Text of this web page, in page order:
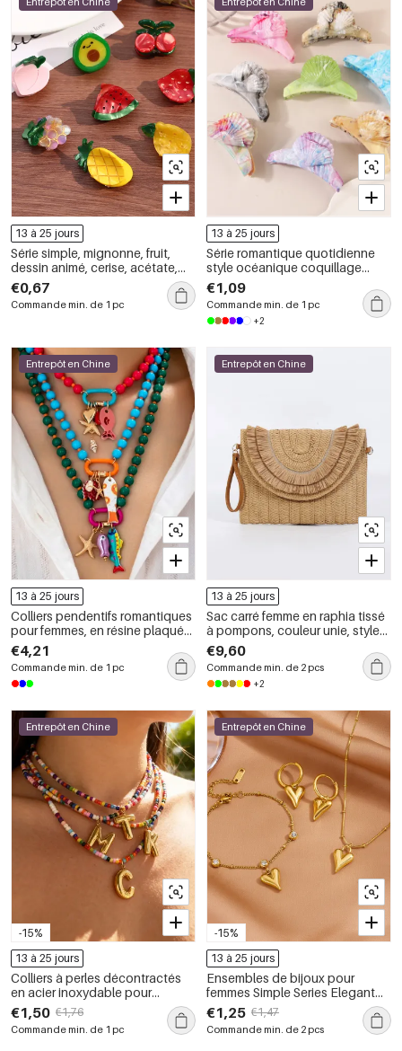
13 à 25 jours
Série simple, mignonne, fruit,
dessin animé, cerise, acétate,
griffes à cheveux
€0,67
Commande min. de 1 pc
13 à 25 jours
Série romantique quotidienne
style océanique coquillage
dégradé couleur griffes de
cheveux en ABS
€1,09
Commande min. de 1 pc
+2
Entrepôt en Chine
13 à 25 jours
Colliers pendentifs romantiques
pour femmes, en résine plaquée
or champagne, représentant un
poisson et une étoile de mer.
€4,21
Commande min. de 1 pc
Entrepôt en Chine
13 à 25 jours
Sac carré femme en raphia tissé
à pompons, couleur unie, style
vacances
€9,60
Commande min. de 2 pcs
+2
-15%
Entrepôt en Chine
13 à 25 jours
Colliers à perles décontractés
en acier inoxydable pour
femmes
€1,50 €1,76
Commande min. de 1 pc
-15%
Entrepôt en Chine
13 à 25 jours
Ensembles de bijoux pour
femmes Simple Series Elegant
Heart en acier inoxydable
étanche couleur or
€1,25 €1,47
Commande min. de 2 pcs